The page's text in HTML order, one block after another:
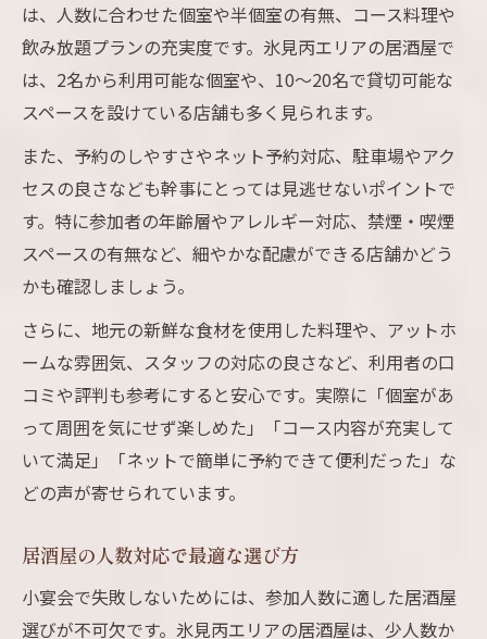
は、人数に合わせた個室や半個室の有無、コース料理や
飲み放題プランの充実度です。氷見丙エリアの居酒屋で
は、2名から利用可能な個室や、10〜20名で貸切可能な
スペースを設けている店舗も多く見られます。
また、予約のしやすさやネット予約対応、駐車場やアク
セスの良さなども幹事にとっては見逃せないポイントで
す。特に参加者の年齢層やアレルギー対応、禁煙・喫煙
スペースの有無など、細やかな配慮ができる店舗かどう
かも確認しましょう。
さらに、地元の新鮮な食材を使用した料理や、アットホ
ームな雰囲気、スタッフの対応の良さなど、利用者の口
コミや評判も参考にすると安心です。実際に「個室があ
って周囲を気にせず楽しめた」「コース内容が充実して
いて満足」「ネットで簡単に予約できて便利だった」な
どの声が寄せられています。
居酒屋の人数対応で最適な選び方
小宴会で失敗しないためには、参加人数に適した居酒屋
選びが不可欠です。氷見丙エリアの居酒屋は、少人数か